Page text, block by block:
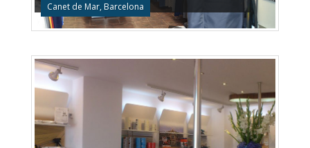
Canet de Mar, Barcelona